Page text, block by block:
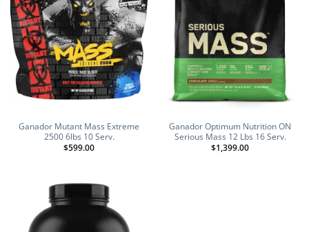
Ganador Mutant Mass Extreme
2500 6lbs 10 Serv.
$599.00
Ganador Optimum Nutrition ON
Serious Mass 12 Lbs 16 Serv.
$1,399.00